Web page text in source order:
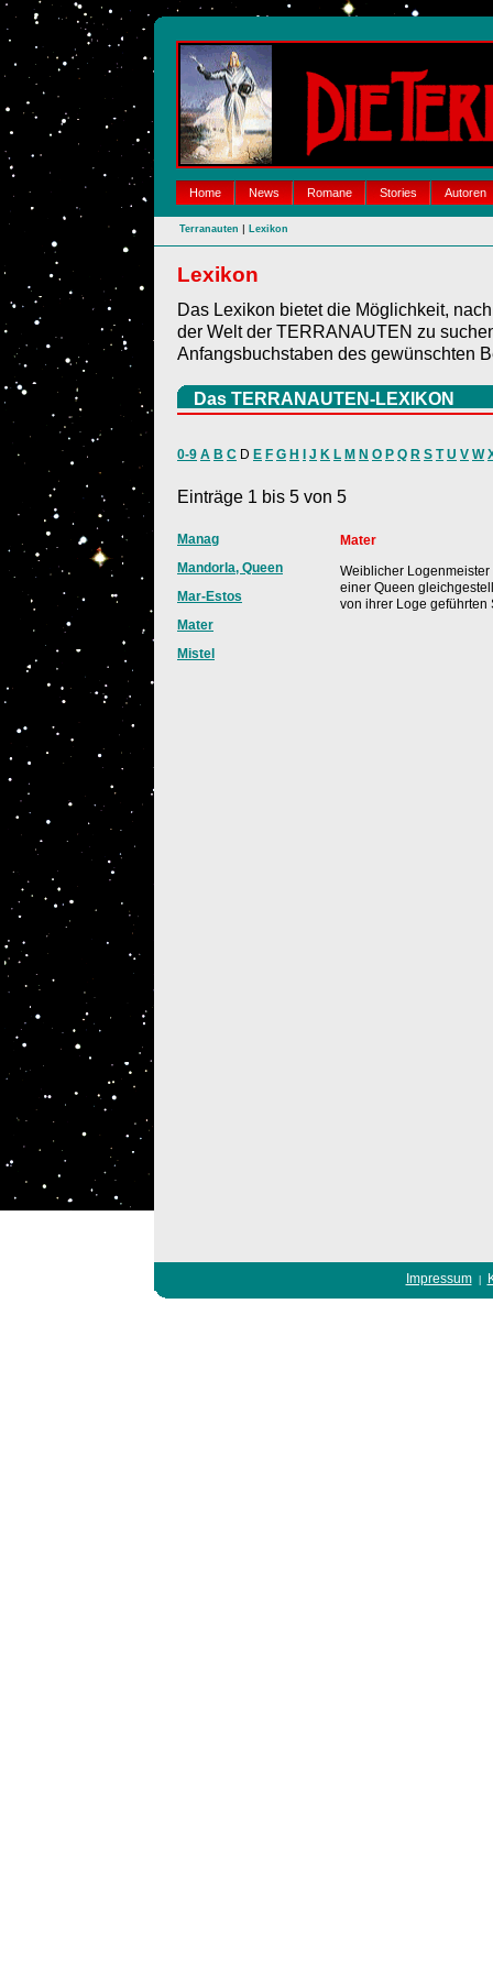
Home News Romane Stories Autoren
Terranauten | Lexikon
Lexikon
Das Lexikon bietet die Möglichkeit,
der Welt der TERRANAUTEN zu
Anfangsbuchstaben des gewünschten
Das TERRANAUTEN-LEXIKON
0-9 A B C D E F G H J K L M N O P Q R S T U V W
Einträge 1 bis 5 von 5
Manag
Mandorla, Queen
Mar-Estos
Mater
Mistel
Mater
Weiblicher
einer Queen
von ihrer Loge geführten
Impressum